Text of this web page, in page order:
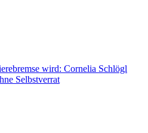
wird: Cornelia Schlögl
Selbstverrat